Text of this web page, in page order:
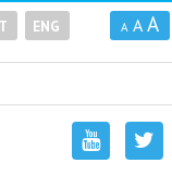
ENG A A A